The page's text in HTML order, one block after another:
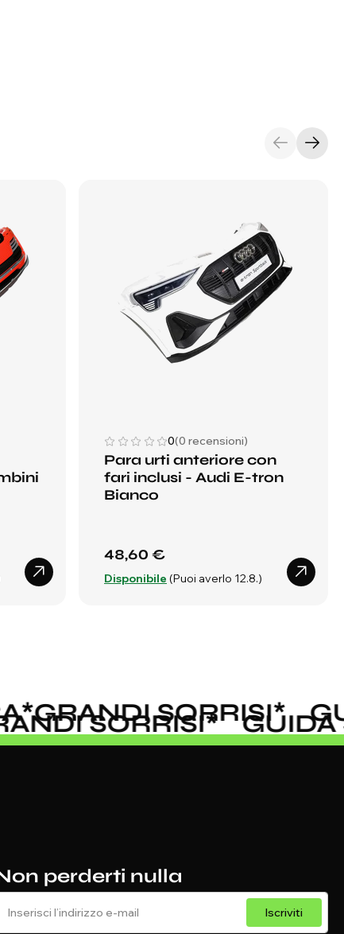
0(0 recensioni)
Para urti anteriore con
fari inclusi - Audi E-tron
Bianco
48,60 €
Disponibile (Puoi averlo 12.8.)
*GRANDI SORRISI*
SORRISI*
perderti nulla
Iscriviti